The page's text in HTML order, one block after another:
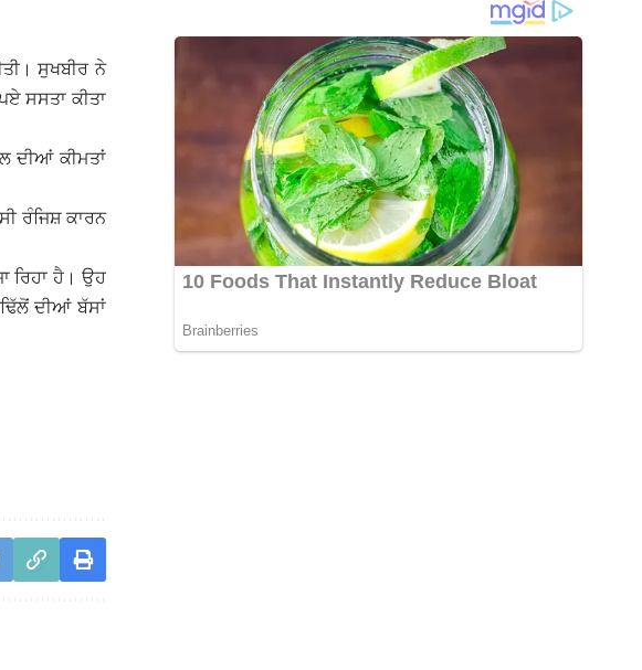
ਸੁਖਬੀਰ ਨੇ
ਸਸਤਾ ਕੀਤਾ
ਦੀਆਂ ਕੀਮਤਾਂ
ਰੰਜਿਸ਼ ਕਾਰਨ
ਰਿਹਾ ਹੈ। ਉਹ
ਦੀਆਂ ਬੱਸਾਂ